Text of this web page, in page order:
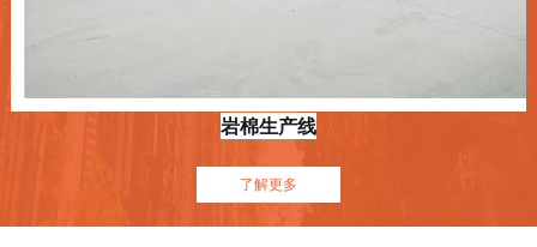
岩棉生产线
了解更多